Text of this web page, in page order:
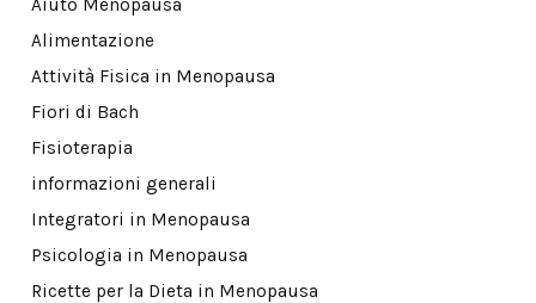
Aiuto Menopausa
Alimentazione
Attività Fisica in Menopausa
Fiori di Bach
Fisioterapia
informazioni generali
Integratori in Menopausa
Psicologia in Menopausa
Ricette per la Dieta in Menopausa